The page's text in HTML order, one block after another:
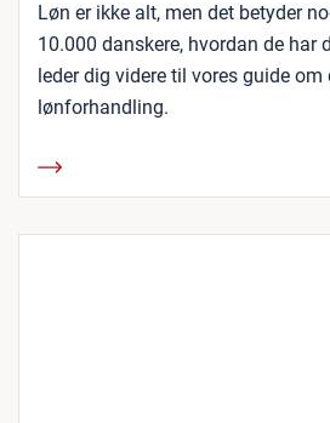
Løn er ikke alt, men det betyder
10.000 danskere, hvordan de har
leder dig videre til vores guide om
lønforhandling.